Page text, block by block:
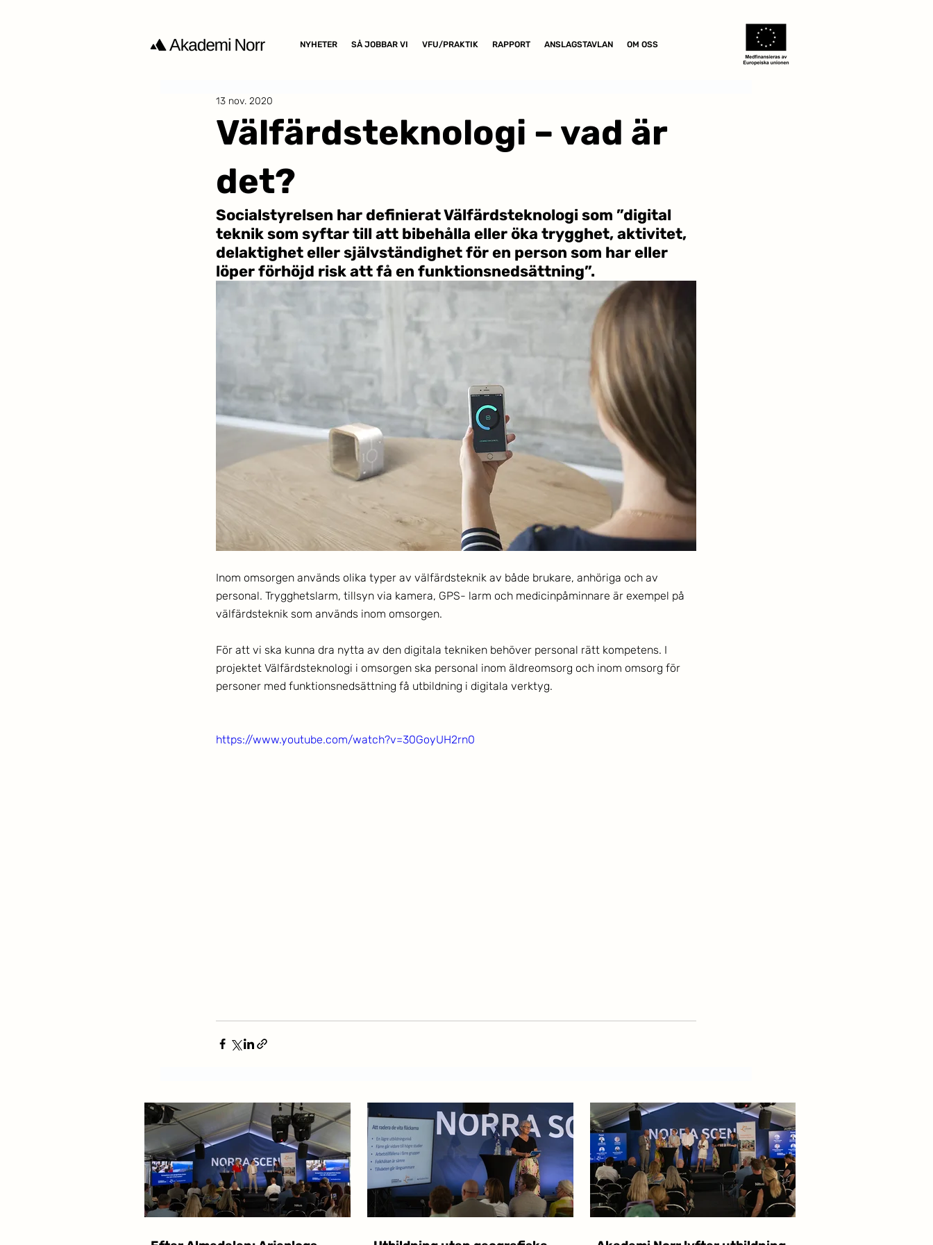
NYHETER SÅ JOBBAR VI VFU/PRAKTIK RAPPORT ANSLAGSTAVLAN OM OSS
Välfärdsteknologi – vad är
det?
13 nov. 2020
Socialstyrelsen har definierat Välfärdsteknologi som ”digital
teknik som syftar till att bibehålla eller öka trygghet, aktivitet,
delaktighet eller självständighet för en person som har eller
löper förhöjd risk att få en funktionsnedsättning”.
Inom omsorgen används olika typer av välfärdsteknik av både brukare, anhöriga och av
personal. Trygghetslarm, tillsyn via kamera, GPS- larm och medicinpåminnare är exempel på
välfärdsteknik som används inom omsorgen.
För att vi ska kunna dra nytta av den digitala tekniken behöver personal rätt kompetens. I
projektet Välfärdsteknologi i omsorgen ska personal inom äldreomsorg och inom omsorg för
personer med funktionsnedsättning få utbildning i digitala verktyg.
https://www.youtube.com/watch?v=30GoyUH2rn0